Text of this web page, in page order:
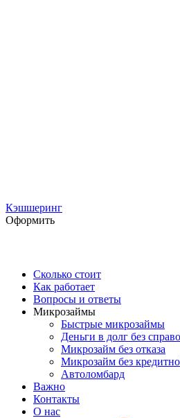
Кэшшеринг
Оформить
Сколько стоит
Как работает
Вопросы и ответы
Микрозаймы
Быстрые микрозаймы
Деньги в долг без
Микрозайм без отказа
Микрозайм без
Автоломбард
Важно
Контакты
О нас